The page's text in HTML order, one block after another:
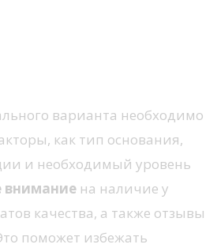
варианта необходимо
как тип основания,
и необходимый уровень
внимание на наличие у
качества, а также отзывы
поможет избежать